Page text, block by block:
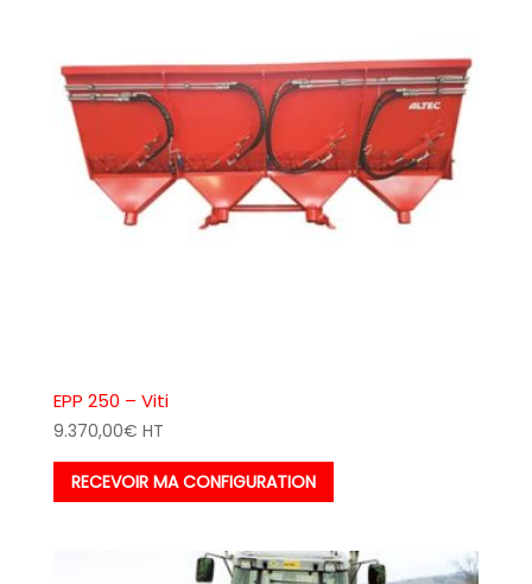
EPP 250 – Viti
9.370,00€ HT
RECEVOIR MA CONFIGURATION